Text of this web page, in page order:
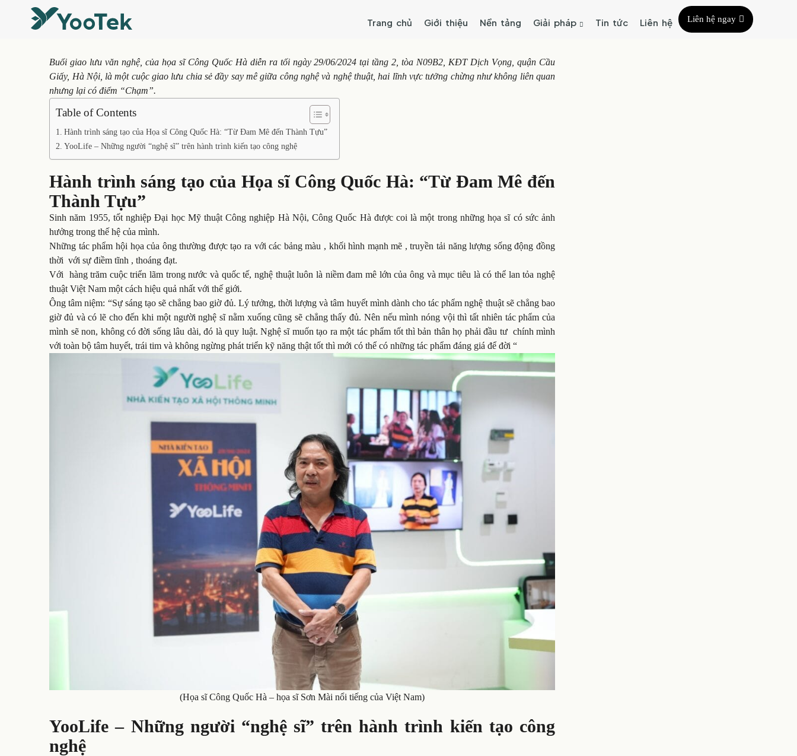
Trang chủ Giới thiệu Nền tảng Giải pháp Tin tức Liên hệ Liên hệ ngay
Buổi giao lưu văn nghệ, của họa sĩ Công Quốc Hà diễn ra tối ngày 29/06/2024 tại tầng 2, tòa N09B2, KĐT Dịch Vọng, quận Cầu
Giấy, Hà Nội, là một cuộc giao lưu chia sẻ đầy say mê giữa công nghệ và nghệ thuật, hai lĩnh vực tưởng chừng như không liên quan
nhưng lại có điểm “Chạm”.
Table of Contents
Hành trình sáng tạo của Họa sĩ Công Quốc Hà: “Từ Đam Mê đến Thành Tựu”
YooLife – Những người “nghệ sĩ” trên hành trình kiến tạo công nghệ
Hành trình sáng tạo của Họa sĩ Công Quốc Hà: “Từ Đam Mê đến
Thành Tựu”
Sinh năm 1955, tốt nghiệp Đại học Mỹ thuật Công nghiệp Hà Nội, Công Quốc Hà được coi là một trong những họa sĩ có sức ảnh
hưởng trong thế hệ của mình.
Những tác phẩm hội họa của ông thường được tạo ra với các bảng màu , khối hình mạnh mẽ , truyền tải năng lượng sống động đồng
thời với sự điềm tĩnh , thoáng đạt.
Với hàng trăm cuộc triển lãm trong nước và quốc tế, nghệ thuật luôn là niềm đam mê lớn của ông và mục tiêu là có thể lan tỏa nghệ
thuật Việt Nam một cách hiệu quả nhất với thế giới.
Ông tâm niệm: “Sự sáng tạo sẽ chẳng bao giờ đủ. Lý tưởng, thời lượng và tâm huyết mình dành cho tác phẩm nghệ thuật sẽ chẳng bao
giờ đủ và có lẽ cho đến khi một người nghệ sĩ nằm xuống cũng sẽ chẳng thấy đủ. Nên nếu mình nóng vội thì tất nhiên tác phẩm của
mình sẽ non, không có đời sống lâu dài, đó là quy luật. Nghệ sĩ muốn tạo ra một tác phẩm tốt thì bản thân họ phải đầu tư chính mình
với toàn bộ tâm huyết, trái tim và không ngừng phát triển kỹ năng thật tốt thì mới có thể có những tác phẩm đáng giá để đời “
(Họa sĩ Công Quốc Hà – họa sĩ Sơn Mài nổi tiếng của Việt Nam)
YooLife – Những người “nghệ sĩ” trên hành trình kiến tạo công
nghệ